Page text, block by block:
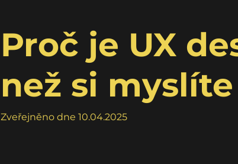
Proč je UX
než si myslíte
Zveřejněno dne 10.04.2025